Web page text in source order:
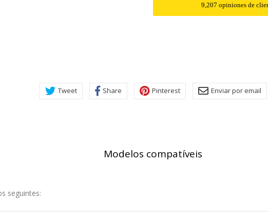
9,207 opiniones de
Tweet Share Pinterest Enviar por email
Modelos compatíveis
seguintes:
para que el sitio web funcione y no se pueden desactivar en nuestros